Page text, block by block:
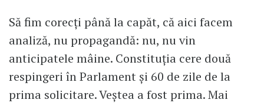
Să fim corecți până la capăt, că aici facem
analiză, nu propagandă: nu, nu vin
anticipatele mâine. Constituția cere două
respingeri în Parlament și 60 de zile de la
prima solicitare. Veștea a fost prima. Mai